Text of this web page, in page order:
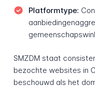
Platformtype:
SMZDM staat
bezochte websites in
beschouwd als het